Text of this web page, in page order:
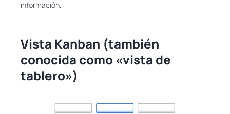
información.
Vista Kanban (también
conocida como «vista de
tablero»)